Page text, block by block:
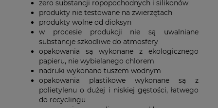
zero substancji ropopochodnych i silikonów
produkty nie testowane na zwierzętach
produkty wolne od dioksyn
w procesie produkcji nie są uwalniane
substancje szkodliwe do atmosfery
opakowania są wykonane z ekologicznego
papieru, nie wybielanego chlorem
nadruki wykonano tuszem wodnym
opakowania plastikowe wykonane są z
polietylenu o dużej i niskiej gęstości, łatwego
do recyclingu